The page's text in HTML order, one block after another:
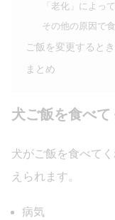
「老化」によっ
その他の原因で
ご飯を変更すると
まとめ
犬ご飯を食べ
犬がご飯を食べて
えられます。
病気